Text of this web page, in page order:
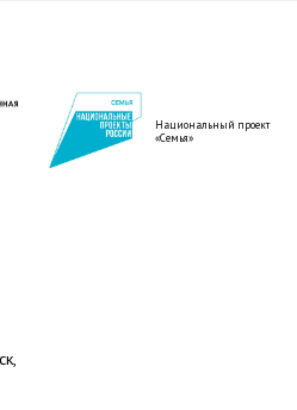
Национальный проект
«Семья»